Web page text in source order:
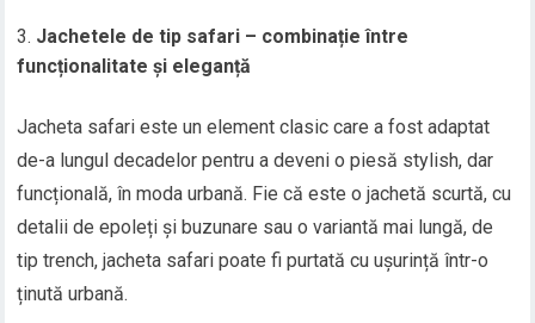
Jachetele de tip safari – combinație între
funcționalitate și eleganță
Jacheta safari este un element clasic care a fost adaptat
de-a lungul decadelor pentru a deveni o piesă stylish, dar
funcțională, în moda urbană. Fie că este o jachetă scurtă, cu
detalii de epoleți și buzunare sau o variantă mai lungă, de
tip trench, jacheta safari poate fi purtată cu ușurință într-o
ținută urbană.